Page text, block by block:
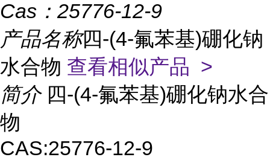
Cas： 25776-12-9
产品名称四-(4-氟苯基)硼化钠
水合物 查看相似产品 >
简介 四-(4-氟苯基)硼化钠水合
物
CAS:25776-12-9